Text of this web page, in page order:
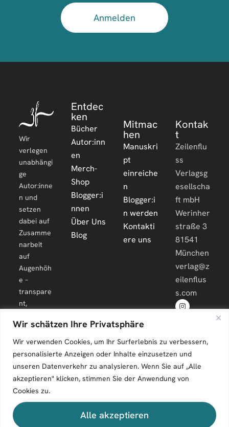
Wir schätzen Ihre Privatsphäre
Wir verwenden Cookies, um Ihr Surferlebnis zu verbessern,
personalisierte Anzeigen oder Inhalte einzusetzen und
unseren Datenverkehr zu analysieren. Wenn Sie auf „Alle
akzeptieren" klicken, stimmen Sie der Anwendung von
Cookies zu.
Alle akzeptieren
Anmelden
Wir
verlegen
unabhängi
ge
Autor:inne
n und
setzen
dabei auf
Zusamme
narbeit
auf
Augenhöh
e –
transpare
nt,
und
langfristig.
Entdec
ken
Bücher
Autor:inn
en
Merch-
Shop
Blogger:i
nnen
Über Uns
Blog
Mitmac
hen
Manuskri
pt
einreiche
n
Blogger:i
n werden
Kontakti
ere uns
Kontak
t
Zeilenflu
ss
Verlagsg
esellscha
ft mbH
Werinher
straße 3
81541
München
verlag@z
eilenflus
s.com
Zeilenfluss © 2026. All Rights Reserved.